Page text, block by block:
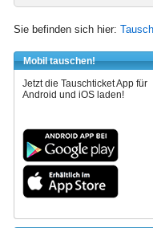
Sie befinden sich hier:
Mobil tauschen!
Jetzt die Tauschticket App für
Android und iOS laden!